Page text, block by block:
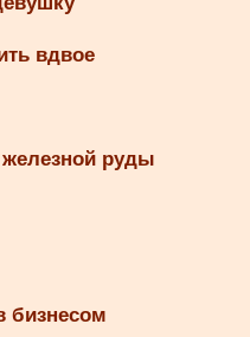
вдвое
железной руды
бизнесом